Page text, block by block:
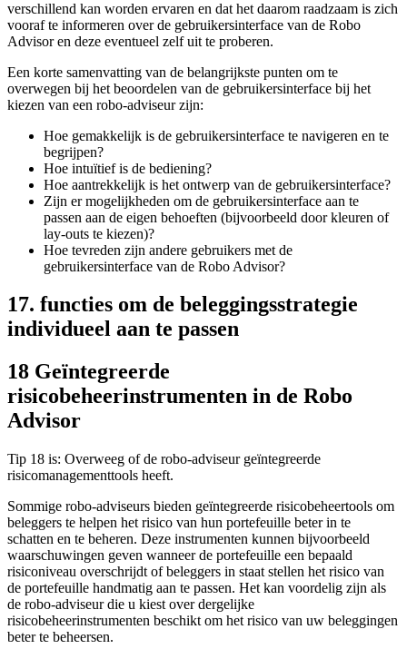
verschillend kan worden ervaren en dat het daarom raadzaam is zich
vooraf te informeren over de gebruikersinterface van de Robo
Advisor en deze eventueel zelf uit te proberen.
Een korte samenvatting van de belangrijkste punten om te
overwegen bij het beoordelen van de gebruikersinterface bij het
kiezen van een robo-adviseur zijn:
Hoe gemakkelijk is de gebruikersinterface te navigeren en te
begrijpen?
Hoe intuïtief is de bediening?
Hoe aantrekkelijk is het ontwerp van de gebruikersinterface?
Zijn er mogelijkheden om de gebruikersinterface aan te
passen aan de eigen behoeften (bijvoorbeeld door kleuren of
lay-outs te kiezen)?
Hoe tevreden zijn andere gebruikers met de
gebruikersinterface van de Robo Advisor?
17. functies om de beleggingsstrategie
individueel aan te passen
18 Geïntegreerde
risicobeheerinstrumenten in de Robo
Advisor
Tip 18 is: Overweeg of de robo-adviseur geïntegreerde
risicomanagementtools heeft.
Sommige robo-adviseurs bieden geïntegreerde risicobeheertools om
beleggers te helpen het risico van hun portefeuille beter in te
schatten en te beheren. Deze instrumenten kunnen bijvoorbeeld
waarschuwingen geven wanneer de portefeuille een bepaald
risiconiveau overschrijdt of beleggers in staat stellen het risico van
de portefeuille handmatig aan te passen. Het kan voordelig zijn als
de robo-adviseur die u kiest over dergelijke
risicobeheerinstrumenten beschikt om het risico van uw beleggingen
beter te beheersen.